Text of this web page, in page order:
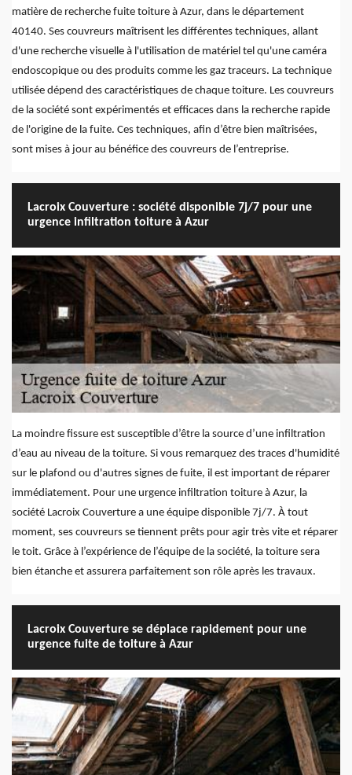
matière de recherche fuite toiture à Azur, dans le département
40140. Ses couvreurs maîtrisent les différentes techniques, allant
d'une recherche visuelle à l'utilisation de matériel tel qu'une caméra
endoscopique ou des produits comme les gaz traceurs. La technique
utilisée dépend des caractéristiques de chaque toiture. Les couvreurs
de la société sont expérimentés et efficaces dans la recherche rapide
de l'origine de la fuite. Ces techniques, afin d’être bien maîtrisées,
sont mises à jour au bénéfice des couvreurs de l’entreprise.
Lacroix Couverture : société disponible 7j/7 pour une
urgence infiltration toiture à Azur
La moindre fissure est susceptible d’être la source d’une infiltration
d’eau au niveau de la toiture. Si vous remarquez des traces d'humidité
sur le plafond ou d'autres signes de fuite, il est important de réparer
immédiatement. Pour une urgence infiltration toiture à Azur, la
société Lacroix Couverture a une équipe disponible 7j/7. À tout
moment, ses couvreurs se tiennent prêts pour agir très vite et réparer
le toit. Grâce à l’expérience de l’équipe de la société, la toiture sera
bien étanche et assurera parfaitement son rôle après les travaux.
Lacroix Couverture se déplace rapidement pour une
urgence fuite de toiture à Azur